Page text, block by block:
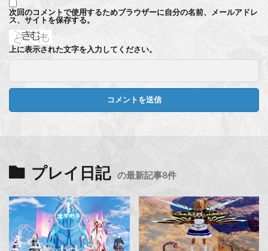
次回のコメントで使用するためブラウザーに自分の名前、メールアドレ
ス、サイトを保存する。
上に表示された文字を入力してください。
プレイ日記 の最新記事8件